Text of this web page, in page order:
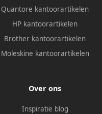
Quantore kantoorartikelen
HP kantoorartikelen
Brother kantoorartikelen
Moleskine kantoorartikelen
Over ons
Inspiratie blog